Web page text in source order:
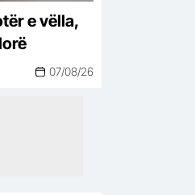
e vëlla,
07/08/26